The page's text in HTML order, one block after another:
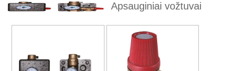
Apsauginiai vožtuvai